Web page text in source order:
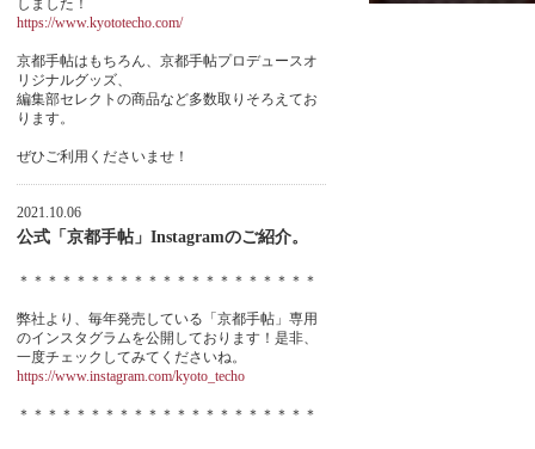
しました！
https://www.kyototecho.com/
京都手帖はもちろん、京都手帖プロデュースオ
リジナルグッズ、
編集部セレクトの商品など多数取りそろえてお
ります。
ぜひご利用くださいませ！
2021.10.06
公式「京都手帖」Instagramのご紹介。
＊＊＊＊＊＊＊＊＊＊＊＊＊＊＊＊＊＊＊＊＊
弊社より、毎年発売している「京都手帖」専用
のインスタグラムを公開しております！是非、
一度チェックしてみてくださいね。
https://www.instagram.com/kyoto_techo
＊＊＊＊＊＊＊＊＊＊＊＊＊＊＊＊＊＊＊＊＊